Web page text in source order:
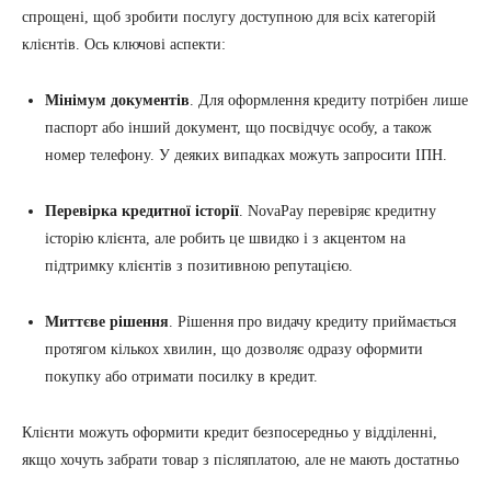
спрощені, щоб зробити послугу доступною для всіх категорій
клієнтів. Ось ключові аспекти:
Мінімум документів. Для оформлення кредиту потрібен лише
паспорт або інший документ, що посвідчує особу, а також
номер телефону. У деяких випадках можуть запросити ІПН.
Перевірка кредитної історії. NovaPay перевіряє кредитну
історію клієнта, але робить це швидко і з акцентом на
підтримку клієнтів з позитивною репутацією.
Миттєве рішення. Рішення про видачу кредиту приймається
протягом кількох хвилин, що дозволяє одразу оформити
покупку або отримати посилку в кредит.
Клієнти можуть оформити кредит безпосередньо у відділенні,
якщо хочуть забрати товар з післяплатою, але не мають достатньо